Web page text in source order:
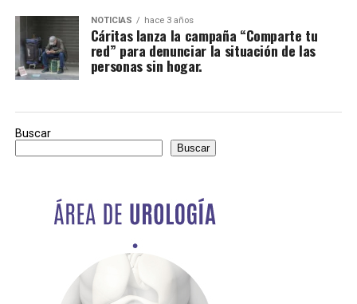
NOTICIAS hace 3 años
Cáritas lanza la campaña “Comparte tu
red” para denunciar la situación de las
personas sin hogar.
Buscar
Buscar